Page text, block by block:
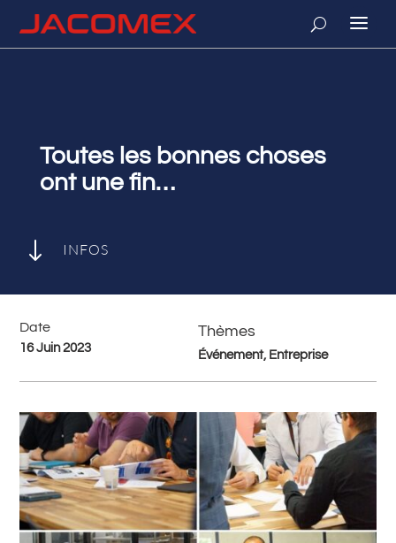
Toutes les bonnes choses
ont une fin…
" INFOS
Date
16 Juin 2023
Thèmes
Événement, Entreprise
# Retour à toutes les actualités